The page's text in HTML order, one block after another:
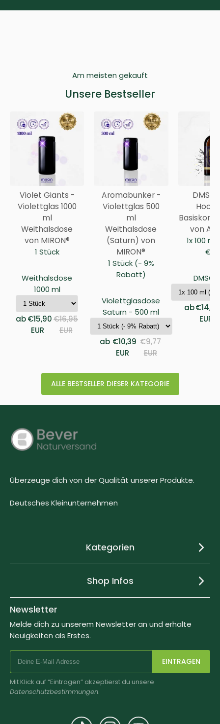
Am meisten gekauft
Unsere Bestseller
Violet Giants -
Violettglas 1000
ml
Weithalsdose
von MIRON®
1 Stück
Weithalsdose
1000 ml
ab
€16,95
EUR
€15,90
EUR
Aromabunker -
Violettglas 500
ml
Weithalsdose
(Saturn) von
MIRON®
1 Stück (- 9%
Rabatt)
Violettglasdose
Saturn - 500 ml
ab
€9,77
EUR
€10,39
EUR
DMSO
von
1x 100 ml
€ /
DMSO
ab
EUR
ALLE BESTSELLER DIESER KATEGORIE
Überzeuge dich von der Qualität unserer Produkte.
Deutsches Kleinunternehmen
Kategorien
Shop Infos
Newsletter
Melde dich zu unserem Newsletter an und erhalte
Neuigkeiten als Erstes.
EINTRAGEN
Mit Klick auf “Eintragen” akzeptierst du unsere
Datenschutzbestimmungen.